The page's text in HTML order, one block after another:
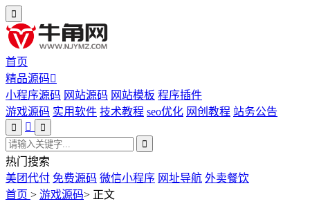
首页
精品源码
小程序源码 网站源码 网站模板 程序插件
游戏源码 实用软件 技术教程 seo优化 网创教程 站务公告
热门搜索
美团代付 免费源码 微信小程序 网址导航 外卖餐饮
首页 > 游戏源码> 正文